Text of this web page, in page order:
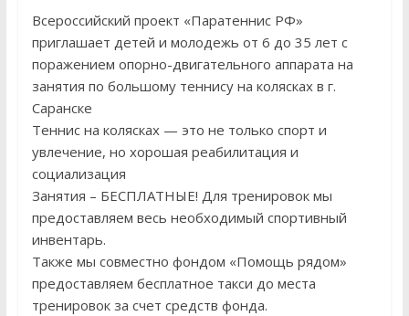
Всероссийский проект «Паратеннис РФ»
приглашает детей и молодежь от 6 до 35 лет с
поражением опорно-двигательного аппарата на
занятия по большому теннису на колясках в г.
Саранске
Теннис на колясках — это не только спорт и
увлечение, но хорошая реабилитация и
социализация
Занятия – БЕСПЛАТНЫЕ! Для тренировок мы
предоставляем весь необходимый спортивный
инвентарь.
Также мы совместно фондом «Помощь рядом»
предоставляем бесплатное такси до места
тренировок за счет средств фонда.